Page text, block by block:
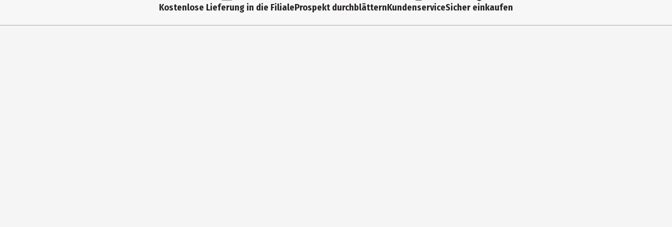
Kostenlose Lieferung in die FilialeProspekt durchblätternKundenserviceSicher einkaufen